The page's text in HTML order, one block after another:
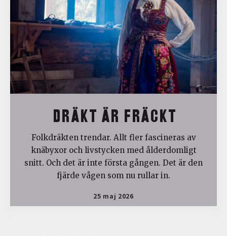
DRÄKT ÄR FRÄCKT
Folkdräkten trendar. Allt fler fascineras av
knäbyxor och livstycken med ålderdomligt
snitt. Och det är inte första gången. Det är den
fjärde vågen som nu rullar in.
25 maj 2026